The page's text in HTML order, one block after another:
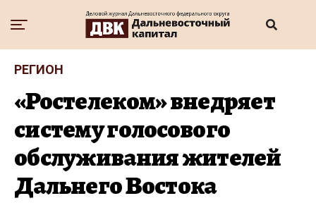
РЕГИОН
«Ростелеком» внедряет
систему голосового
обслуживания жителей
Дальнего Востока